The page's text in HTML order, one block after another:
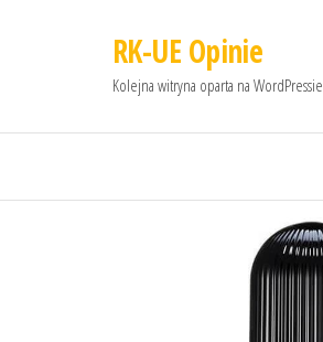
RK-UE Opinie
Kolejna witryna oparta na WordPressie